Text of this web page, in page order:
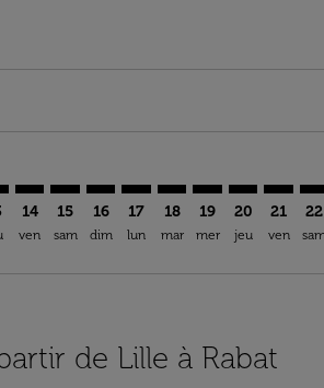
14
ven
15
sam
16
dim
17
lun
18
mar
19
mer
LIL–RBA:
20
jeu
21
ven
22
de Lille à Rabat